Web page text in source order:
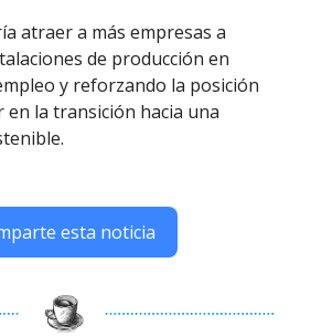
atraer a más empresas a
de producción en
y reforzando la posición
en la transición hacia una
esta noticia